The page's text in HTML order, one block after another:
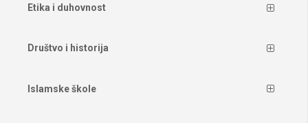
Etika i duhovnost
Društvo i historija
Islamske škole